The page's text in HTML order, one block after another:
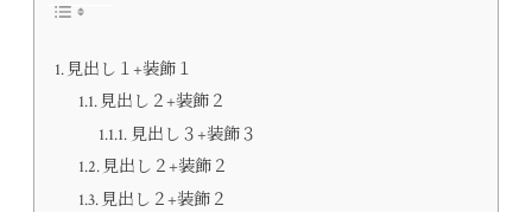
見出し１+装飾１
見出し２+装飾２
見出し３+装飾３
見出し２+装飾２
見出し２+装飾２